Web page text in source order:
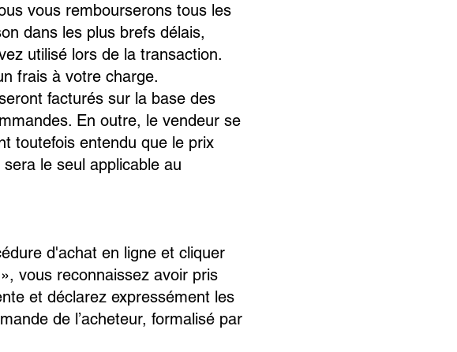
vous rembourserons tous les
dans les plus brefs délais,
utilisé lors de la transaction.
frais à votre charge.
facturés sur la base des
En outre, le vendeur se
toutefois entendu que le prix
le seul applicable au
d'achat en ligne et cliquer
vous reconnaissez avoir pris
et déclarez expressément les
de l’acheteur, formalisé par